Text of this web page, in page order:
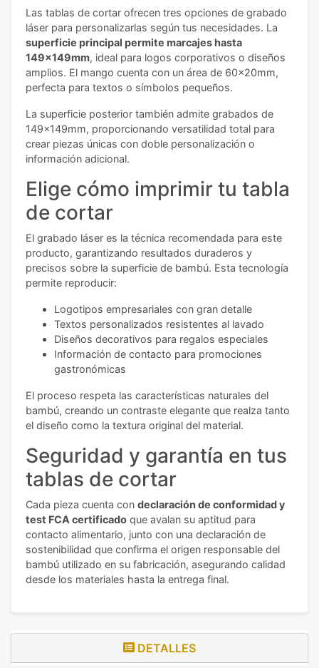
Las tablas de cortar ofrecen tres opciones de grabado
láser para personalizarlas según tus necesidades. La
superficie principal permite marcajes hasta
149x149mm, ideal para logos corporativos o diseños
amplios. El mango cuenta con un área de 60x20mm,
perfecta para textos o símbolos pequeños.
La superficie posterior también admite grabados de
149x149mm, proporcionando versatilidad total para
crear piezas únicas con doble personalización o
información adicional.
Elige cómo imprimir tu tabla
de cortar
El grabado láser es la técnica recomendada para este
producto, garantizando resultados duraderos y
precisos sobre la superficie de bambú. Esta tecnología
permite reproducir:
Logotipos empresariales con gran detalle
Textos personalizados resistentes al lavado
Diseños decorativos para regalos especiales
Información de contacto para promociones
gastronómicas
El proceso respeta las características naturales del
bambú, creando un contraste elegante que realza tanto
el diseño como la textura original del material.
Seguridad y garantía en tus
tablas de cortar
Cada pieza cuenta con declaración de conformidad y
test FCA certificado que avalan su aptitud para
contacto alimentario, junto con una declaración de
sostenibilidad que confirma el origen responsable del
bambú utilizado en su fabricación, asegurando calidad
desde los materiales hasta la entrega final.
DETALLES